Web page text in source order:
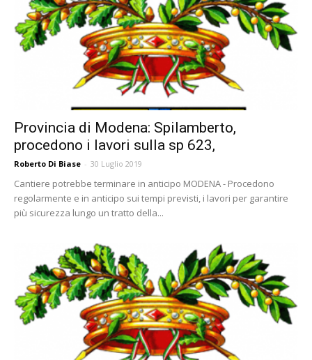
Provincia di Modena: Spilamberto,
procedono i lavori sulla sp 623,
Roberto Di Biase - 30 Luglio 2019
Cantiere potrebbe terminare in anticipo MODENA - Procedono
regolarmente e in anticipo sui tempi previsti, i lavori per garantire
più sicurezza lungo un tratto della...